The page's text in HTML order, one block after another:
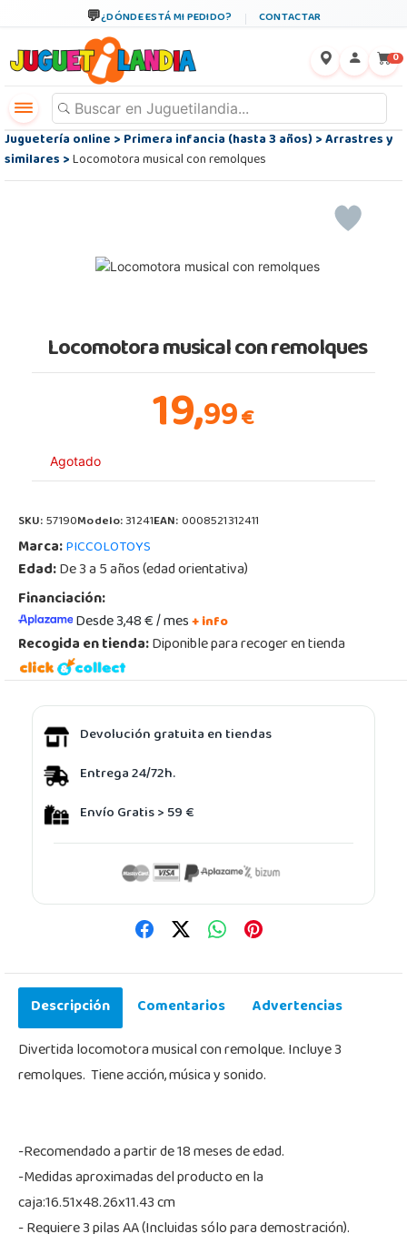
¿DÓNDE ESTÁ MI PEDIDO? CONTACTAR
0
Juguetería online>Primera infancia (hasta 3 años)>Arrastres y
similares>Locomotora musical con remolques
Locomotora musical con remolques
19,99€
Agotado
SKU:57190Modelo:31241EAN:0008521312411
Marca:PICCOLOTOYS
Edad:De 3 a 5 años (edad orientativa)
Financiación:
Desde 3,48 € / mes+ info
Recogida en tienda:Diponible para recoger en tienda
Devolución gratuita en tiendas
Entrega 24/72h.
Envío Gratis > 59 €
Descripción Comentarios
Advertencias
Divertida locomotora musical con remolque. Incluye 3
remolques. Tiene acción, música y sonido.
-Recomendado a partir de 18 meses de edad.
-Medidas aproximadas del producto en la
caja:16.51x48.26x11.43 cm